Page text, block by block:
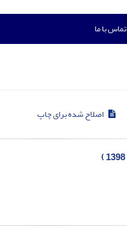
تماس با ما
اصلاح شده برای چاپ